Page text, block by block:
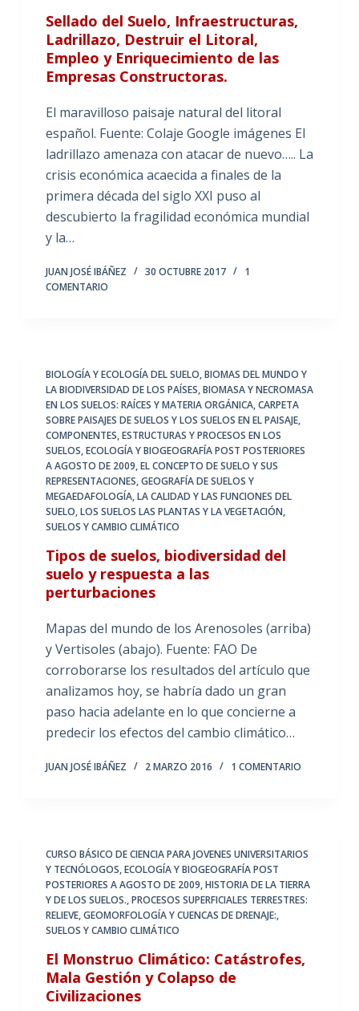
Sellado del Suelo, Infraestructuras,
Ladrillazo, Destruir el Litoral,
Empleo y Enriquecimiento de las
Empresas Constructoras.
El maravilloso paisaje natural del litoral
español. Fuente: Colaje Google imágenes El
ladrillazo amenaza con atacar de nuevo….. La
crisis económica acaecida a finales de la
primera década del siglo XXI puso al
descubierto la fragilidad económica mundial
y la…
JUAN JOSÉ IBÁÑEZ 30 OCTUBRE 2017
1
COMENTARIO
BIOLOGÍA Y ECOLOGÍA DEL SUELO,BIOMAS DEL MUNDO Y
LA BIODIVERSIDAD DE LOS PAÍSES,BIOMASA Y NECROMASA
EN LOS SUELOS: RAÍCES Y MATERIA ORGÁNICA,CARPETA
SOBRE PAISAJES DE SUELOS Y LOS SUELOS EN EL PAISAJE,
COMPONENTES, ESTRUCTURAS Y PROCESOS EN LOS
SUELOS,ECOLOGÍA Y BIOGEOGRAFÍA POST POSTERIORES
A AGOSTO DE 2009,EL CONCEPTO DE SUELO Y SUS
REPRESENTACIONES,GEOGRAFÍA DE SUELOS Y
MEGAEDAFOLOGÍA,LA CALIDAD Y LAS FUNCIONES DEL
SUELO,LOS SUELOS LAS PLANTAS Y LA VEGETACIÓN,
SUELOS Y CAMBIO CLIMÁTICO
Tipos de suelos, biodiversidad del
suelo y respuesta a las
perturbaciones
Mapas del mundo de los Arenosoles (arriba)
y Vertisoles (abajo). Fuente: FAO De
corroborarse los resultados del artículo que
analizamos hoy, se habría dado un gran
paso hacia adelante en lo que concierne a
predecir los efectos del cambio climático…
JUAN JOSÉ IBÁÑEZ 2 MARZO 2016 1 COMENTARIO
CURSO BÁSICO DE CIENCIA PARA JOVENES UNIVERSITARIOS
Y TECNÓLOGOS,ECOLOGÍA Y BIOGEOGRAFÍA POST
POSTERIORES A AGOSTO DE 2009,HISTORIA DE LA TIERRA
Y DE LOS SUELOS.,PROCESOS SUPERFICIALES TERRESTRES:
RELIEVE, GEOMORFOLOGÍA Y CUENCAS DE DRENAJE:,
SUELOS Y CAMBIO CLIMÁTICO
El Monstruo Climático: Catástrofes,
Mala Gestión y Colapso de
Civilizaciones